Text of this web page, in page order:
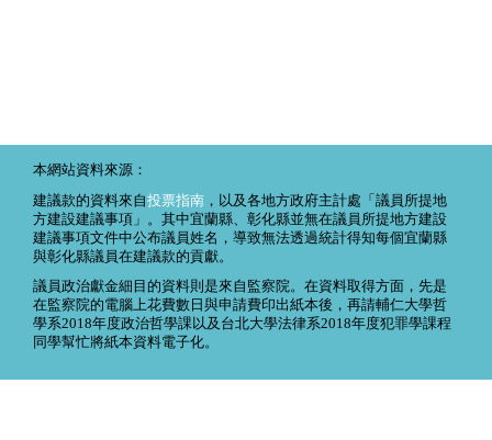
本網站資料來源：
建議款的資料來自投票指南 ，以及各地方政府主計處「議員所提地
方建設建議事項」。其中宜蘭縣、彰化縣並無在議員所提地方建設
建議事項文件中公布議員姓名，導致無法透過統計得知每個宜蘭縣
與彰化縣議員在建議款的貢獻。
議員政治獻金細目的資料則是來自監察院。在資料取得方面，先是
在監察院的電腦上花費數日與申請費印出紙本後，再請輔仁大學哲
學系2018年度政治哲學課以及台北大學法律系2018年度犯罪學課程
同學幫忙將紙本資料電子化。